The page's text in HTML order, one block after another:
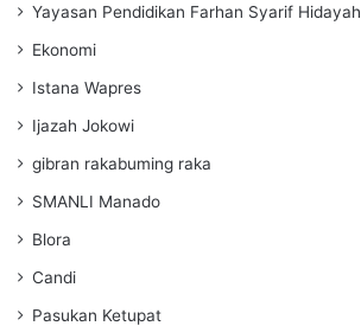
Yayasan Pendidikan Farhan Syarif Hidayah
Ekonomi
Istana Wapres
Ijazah Jokowi
gibran rakabuming raka
SMANLI Manado
Blora
Candi
Pasukan Ketupat